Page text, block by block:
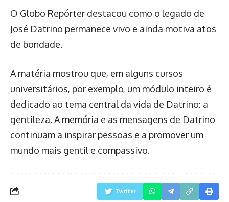
O Globo Repórter destacou como o legado de
José Datrino permanece vivo e ainda motiva atos
de bondade.
A matéria mostrou que, em alguns cursos
universitários, por exemplo, um módulo inteiro é
dedicado ao tema central da vida de Datrino: a
gentileza. A memória e as mensagens de Datrino
continuam a inspirar pessoas e a promover um
mundo mais gentil e compassivo.
Twitter